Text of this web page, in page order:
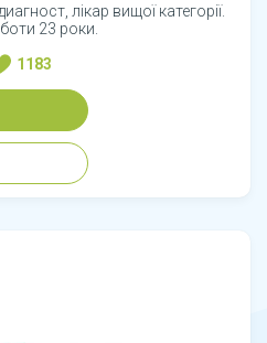
лікар вищої категорії.
23 роки.
1183